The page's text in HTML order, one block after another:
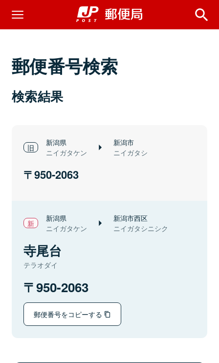
郵便番号検索
検索結果
新潟県
ニイガタケン
新潟市
ニイガタシ
950-2063
新潟県
ニイガタケン
新潟市西区
ニイガタシニシク
寺尾台
テラオダイ
950-2063
郵便番号をコピーする